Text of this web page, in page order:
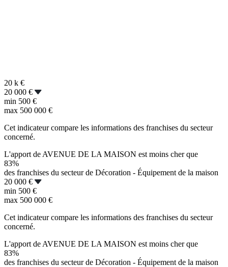
20 k €
20 000 €
min 500 €
max 500 000 €
Cet indicateur compare les informations des franchises du secteur
concerné.
L'apport de AVENUE DE LA MAISON est moins cher que
83%
des franchises du secteur de Décoration - Équipement de la maison
20 000 €
min 500 €
max 500 000 €
Cet indicateur compare les informations des franchises du secteur
concerné.
L'apport de AVENUE DE LA MAISON est moins cher que
83%
des franchises du secteur de Décoration - Équipement de la maison